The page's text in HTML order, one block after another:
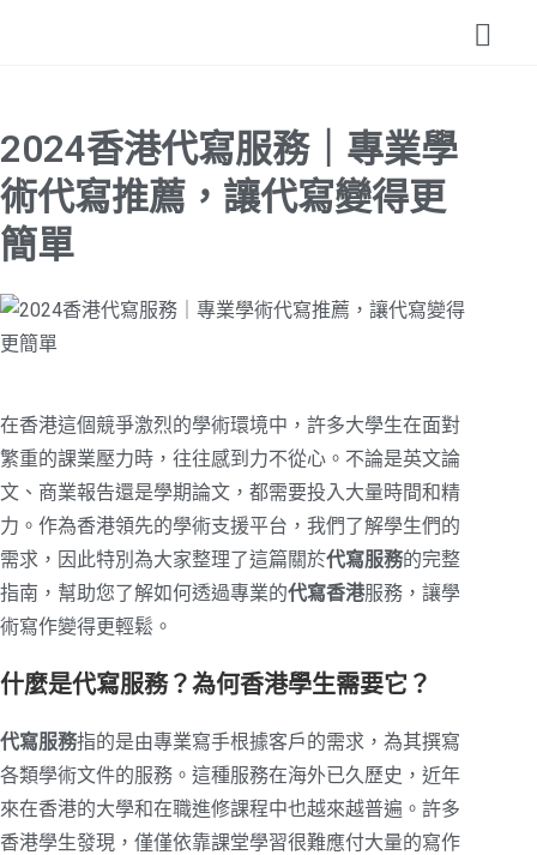
2024香港代寫服務｜專業學
術代寫推薦，讓代寫變得更
簡單
在香港這個競爭激烈的學術環境中，許多大學生在面對
繁重的課業壓力時，往往感到力不從心。不論是英文論
文、商業報告還是學期論文，都需要投入大量時間和精
力。作為香港領先的學術支援平台，我們了解學生們的
需求，因此特別為大家整理了這篇關於代寫服務的完整
指南，幫助您了解如何透過專業的代寫香港服務，讓學
術寫作變得更輕鬆。
什麼是代寫服務？為何香港學生需要它？
代寫服務指的是由專業寫手根據客戶的需求，為其撰寫
各類學術文件的服務。這種服務在海外已久歷史，近年
來在香港的大學和在職進修課程中也越來越普遍。許多
香港學生發現，僅僅依靠課堂學習很難應付大量的寫作